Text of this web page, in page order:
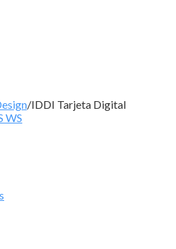
/IDDI Tarjeta Digital